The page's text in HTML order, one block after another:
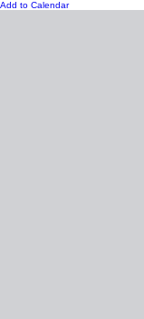
Add to Calendar